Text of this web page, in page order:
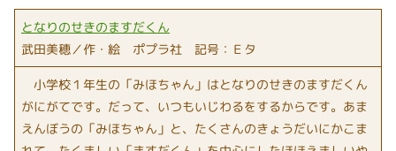
となりのせきのますだくん
武田美穂／作・絵 ポプラ社 記号：Ｅタ
小学校１年生の「みほちゃん」はとなりのせきのますだくん
がにがてです。だって、いつもいじわるをするからです。あま
えんぼうの「みほちゃん」と、たくさんのきょうだいにかこま